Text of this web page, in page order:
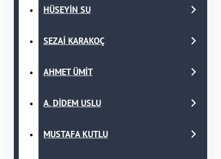
HÜSEYİN SU
SEZAİ KARAKOÇ
AHMET ÜMİT
A. DİDEM USLU
MUSTAFA KUTLU